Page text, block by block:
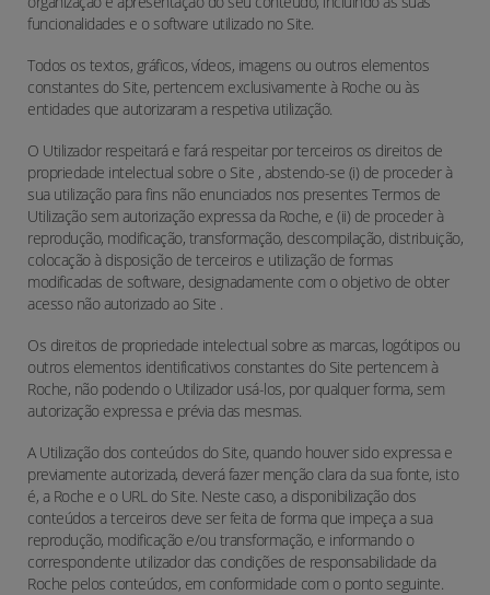
funcionalidades e o software utilizado no Site.
Todos os textos, gráficos, vídeos, imagens ou outros elementos
constantes do Site, pertencem exclusivamente à Roche ou às
entidades que autorizaram a respetiva utilização.
O Utilizador respeitará e fará respeitar por terceiros os direitos de
propriedade intelectual sobre o Site , abstendo-se (i) de proceder à
sua utilização para fins não enunciados nos presentes Termos de
Utilização sem autorização expressa da Roche, e (ii) de proceder à
reprodução, modificação, transformação, descompilação, distribuição,
colocação à disposição de terceiros e utilização de formas
modificadas de software, designadamente com o objetivo de obter
acesso não autorizado ao Site .
Os direitos de propriedade intelectual sobre as marcas, logótipos ou
outros elementos identificativos constantes do Site pertencem à
Roche, não podendo o Utilizador usá-los, por qualquer forma, sem
autorização expressa e prévia das mesmas.
A Utilização dos conteúdos do Site, quando houver sido expressa e
previamente autorizada, deverá fazer menção clara da sua fonte, isto
é, a Roche e o URL do Site. Neste caso, a disponibilização dos
conteúdos a terceiros deve ser feita de forma que impeça a sua
reprodução, modificação e/ou transformação, e informando o
correspondente utilizador das condições de responsabilidade da
Roche pelos conteúdos, em conformidade com o ponto seguinte.